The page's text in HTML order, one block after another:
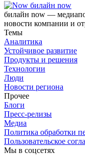
билайн now
билайн now —
новости компании и
Темы
Аналитика
Устойчивое развитие
Продукты и решения
Технологии
Люди
Новости региона
Прочее
Блоги
Пресс-релизы
Медиа
Политика обработки
Пользовательское
Мы в соцсетях